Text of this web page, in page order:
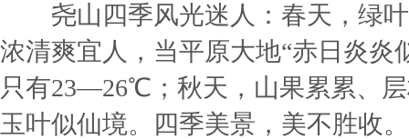
尧山四季风光迷人：春天，绿叶
浓清爽宜人，当平原大地“赤日炎
只有23—26℃；秋天，山果累累、
玉叶似仙境。四季美景，美不胜收。